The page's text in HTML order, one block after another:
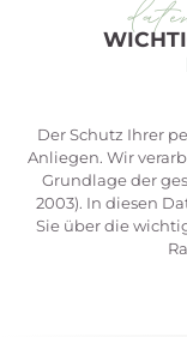
Der Schutz Ihrer
Anliegen. Wir
Grundlage der
2003). In diesen
Sie über die